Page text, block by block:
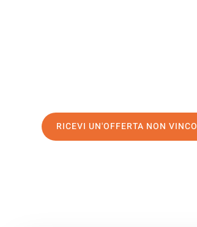
RICEVI UN'OFFERTA NON